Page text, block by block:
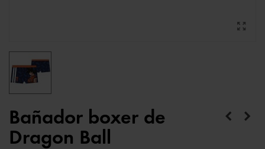
Bañador boxer de
Dragon Ball